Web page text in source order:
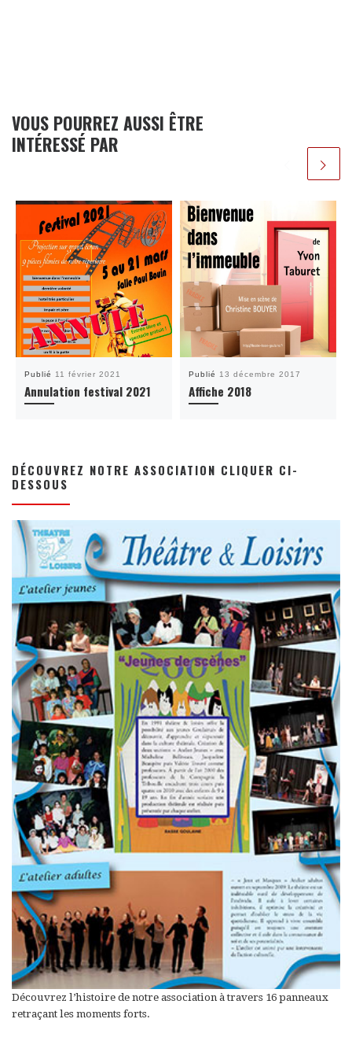
VOUS POURREZ AUSSI ÊTRE
INTÉRESSÉ PAR
Publié 11 février 2021
Annulation festival 2021
Publié 13 décembre 2017
Affiche 2018
DÉCOUVREZ NOTRE ASSOCIATION CLIQUER CI-
DESSOUS
Découvrez l’histoire de notre association à travers 16 panneaux
retraçant les moments forts.